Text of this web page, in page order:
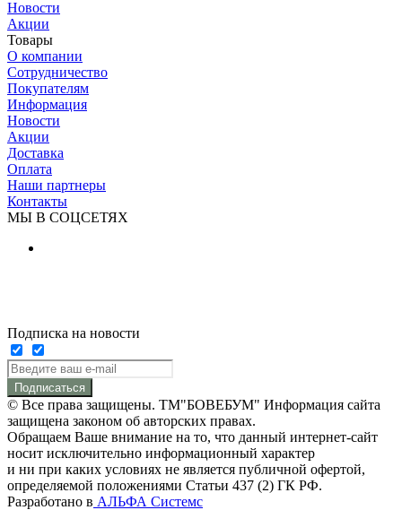
Новости
Акции
Товары
О компании
Сотрудничество
Покупателям
Информация
Новости
Акции
Доставка
Оплата
Наши партнеры
Контакты
МЫ В СОЦСЕТЯХ
Подписка на новости
Подписаться
© Все права защищены. ТМ"БОВЕБУМ" Информация сайта
защищена законом об авторских правах.
Обращаем Ваше внимание на то, что данный интернет-сайт
носит исключительно информационный характер
и ни при каких условиях не является публичной офертой,
определяемой положениями Статьи 437 (2) ГК РФ.
Разработано в АЛЬФА Системс